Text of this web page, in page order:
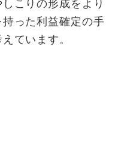
こりの形成をより
った利益確定の手
ています。